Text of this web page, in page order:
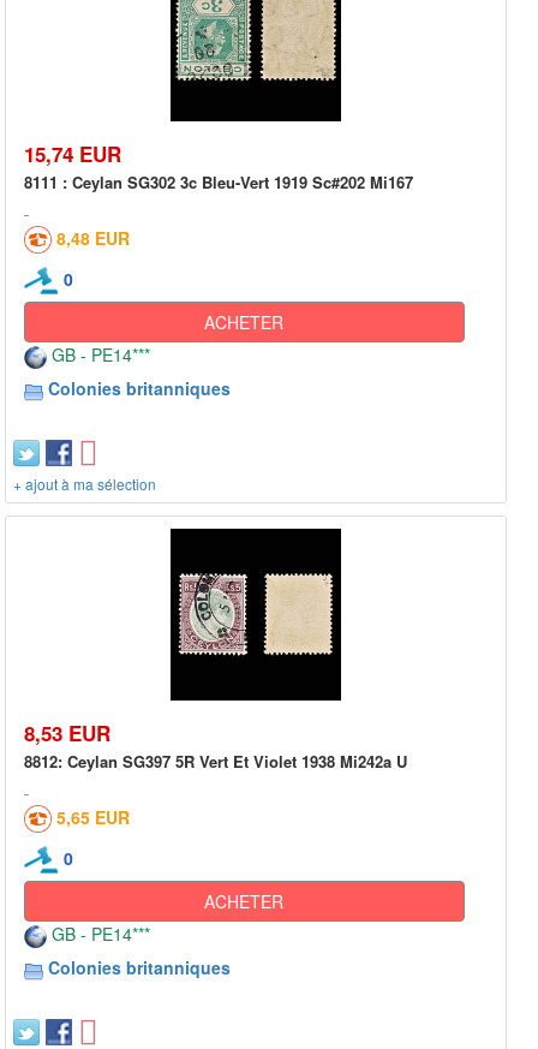
15,74 EUR
8111 : Ceylan SG302 3c Bleu-Vert 1919 Sc#202 Mi167
8,48 EUR
0
ACHETER
GB - PE14***
Colonies britanniques
+ ajout à ma sélection
8,53 EUR
8812: Ceylan SG397 5R Vert Et Violet 1938 Mi242a U
5,65 EUR
0
ACHETER
GB - PE14***
Colonies britanniques